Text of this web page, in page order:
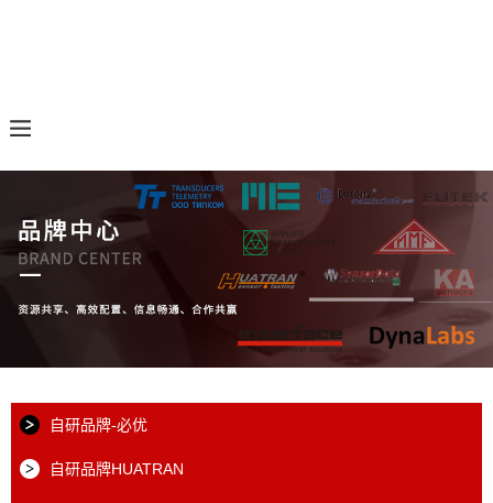
自研品牌-必优
自研品牌HUATRAN